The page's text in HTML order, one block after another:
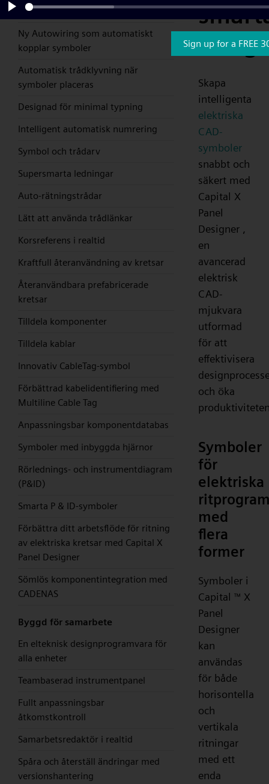
bara enkelt dra och släpp
Ny Autowiring som automatiskt
kopplar symboler
Automatisk trådklyvning när
symboler placeras
Designad för minimal typning
Intelligent automatisk numrering
Symbol och trådarv
Supersmarta ledningar
Auto-rätningstrådar
Lätt att använda trådlänkar
Korsreferens i realtid
Kraftfull återanvändning av kretsar
Återanvändbara prefabricerade
kretsar
Tilldela komponenter
Tilldela kablar
Innovativ CableTag-symbol
Förbättrad kabelidentifiering med
Multiline Cable Tag
Anpassningsbar komponentdatabas
Symboler med inbyggda hjärnor
Rörlednings- och instrumentdiagram
(P&ID)
Smarta P & ID-symboler
Förbättra ditt arbetsflöde för ritning
av elektriska kretsar med Capital X
Panel Designer
Sömlös komponentintegration med
CADENAS
Byggd för samarbete
En elteknisk designprogramvara för
alla enheter
Teambaserad instrumentpanel
Fullt anpassningsbar
åtkomstkontroll
Samarbetsredaktör i realtid
Spåra och återställ ändringar med
versionshantering
Skapa
intelligenta
elektriska
CAD-
symboler
snabbt och
säkert med
Capital X
Panel
Designer ,
en
avancerad
elektrisk
CAD-
mjukvara
utformad
för att
effektivisera
och öka
Symboler
för
elektriska
med
flera
former
Symboler i
Capital ™ X
Panel
Designer
kan
användas
för både
horisontella
och
vertikala
ritningar
med ett
enda
Play
Sign up for a FREE